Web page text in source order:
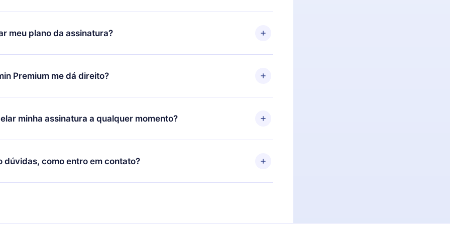
nosso aplicativo e começar a aproveitar nossa biblioteca. Se por algum
satisfeito com nossa plataforma, basta entrar em contato com nossa
(contato@12min.com) em até 7 dias após a compra e solicitar o
meu plano da assinatura?
só se aplicará a partir do próximo período de cobrança. Por
decidiu mudar sua assinatura mensal para anual, após confirmar a
o plano anual, o novo plano só será aplicado e cobrado após o aniversário
Premium me dá direito?
é um plano que te garante acesso a toda nossa biblioteca de 2500+
em 3 línguas (Inglês, espanhol e português) que você pode ler ou
momento através do nosso aplicativo disponível para iOS, Android e
minha assinatura a qualquer momento?
por não renovar sua assinatura do 12min, você pode cancelar a
e o próximo ciclo de cobrança não ocorrerá.
dúvidas, como entro em contato?
para entrar em contato porsupport@12min.com.